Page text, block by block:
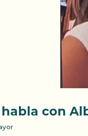
con